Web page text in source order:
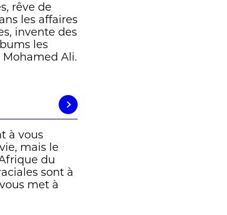
rêve de
les affaires
invente des
les
Mohamed Ali.
à vous
mais le
du
sont à
met à